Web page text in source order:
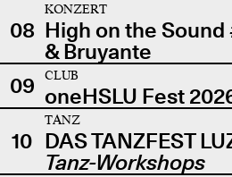
08
KONZERT
High on the Sound
& Bruyante
09
CLUB
oneHSLU Fest
10
TANZ
DAS TANZFEST
Tanz-Workshops